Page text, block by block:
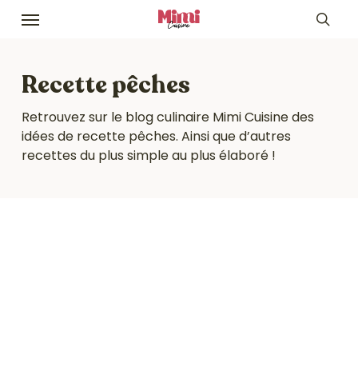
Skip
content
Menu
Recette pêches
Retrouvez sur le blog culinaire Mimi Cuisine des
idées de recette pêches. Ainsi que d’autres
recettes du plus simple au plus élaboré !